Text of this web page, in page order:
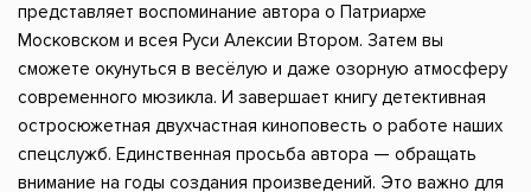
представляет воспоминание автора о Патриархе
Московском и всея Руси Алексии Втором. Затем вы
сможете окунуться в весёлую и даже озорную атмосферу
современного мюзикла. И завершает книгу детективная
остросюжетная двухчастная киноповесть о работе наших
спецслужб. Единственная просьба автора — обращать
внимание на годы создания произведений. Это важно для